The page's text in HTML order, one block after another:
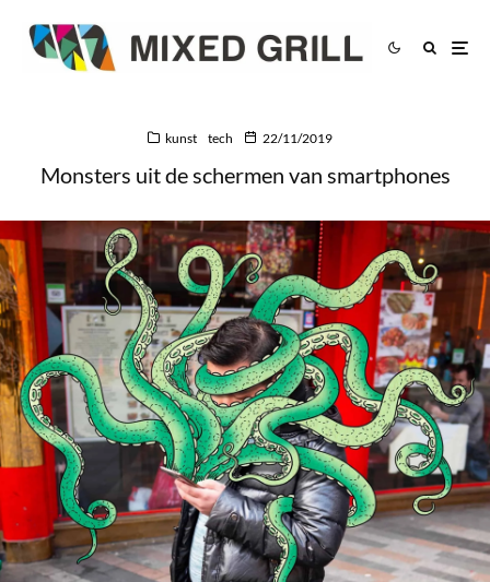
kunst tech 22/11/2019
Monsters uit de schermen van smartphones